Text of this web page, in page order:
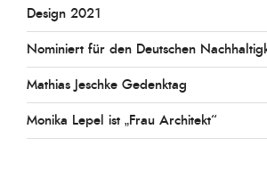
Design 2021
Nominiert für den Deutschen
Mathias Jeschke Gedenktag
Monika Lepel ist „Frau Architekt“